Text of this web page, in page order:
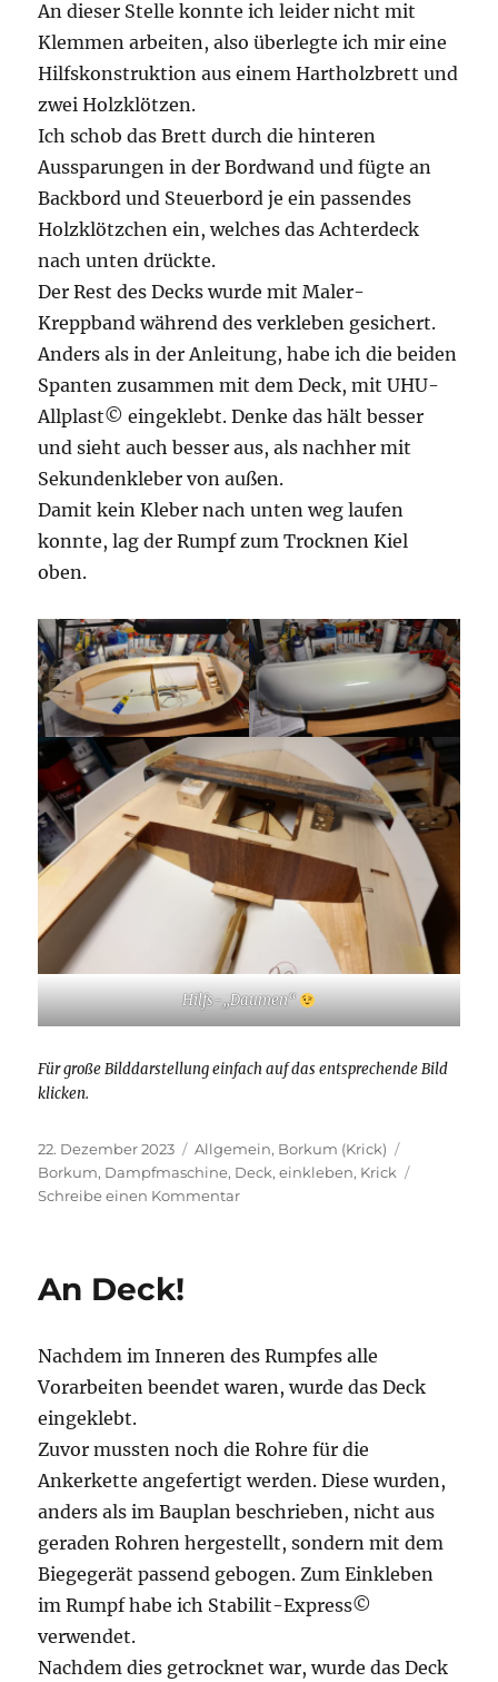
An dieser Stelle konnte ich leider nicht mit
Klemmen arbeiten, also überlegte ich mir eine
Hilfskonstruktion aus einem Hartholzbrett und
zwei Holzklötzen.
Ich schob das Brett durch die hinteren
Aussparungen in der Bordwand und fügte an
Backbord und Steuerbord je ein passendes
Holzklötzchen ein, welches das Achterdeck
nach unten drückte.
Der Rest des Decks wurde mit Maler-
Kreppband während des verkleben gesichert.
Anders als in der Anleitung, habe ich die beiden
Spanten zusammen mit dem Deck, mit UHU-
Allplast© eingeklebt. Denke das hält besser
und sieht auch besser aus, als nachher mit
Sekundenkleber von außen.
Damit kein Kleber nach unten weg laufen
konnte, lag der Rumpf zum Trocknen Kiel
oben.
Hilfs-„Daumen“
Für große Bilddarstellung einfach auf das entsprechende Bild
klicken.
Veröffentlicht
am
22. Dezember 2023 Kategorien
Allgemein, Borkum (Krick)
Borkum, Dampfmaschine, Deck,einkleben, Krick
Schreibe einen Kommentarzu
An Deck!
Nachdem im Inneren des Rumpfes alle
Vorarbeiten beendet waren, wurde das Deck
eingeklebt.
Zuvor mussten noch die Rohre für die
Ankerkette angefertigt werden. Diese wurden,
anders als im Bauplan beschrieben, nicht aus
geraden Rohren hergestellt, sondern mit dem
Biegegerät passend gebogen. Zum Einkleben
im Rumpf habe ich Stabilit-Express©
verwendet.
Nachdem dies getrocknet war, wurde das Deck